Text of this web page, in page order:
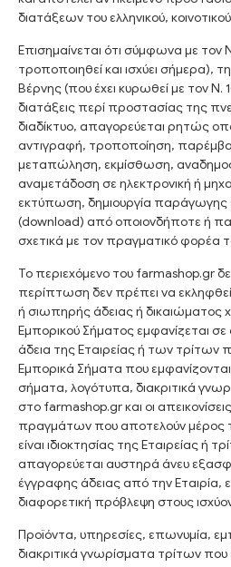
διατάξεων του ελληνικού, κοινοτικού
Επισημαίνεται ότι σύμφωνα με τον
τροποποιηθεί και ισχύει σήμερα),
Βέρνης (που έχει κυρωθεί με τον Ν.
διατάξεις περί προστασίας της
διαδίκτυο, απαγορεύεται ρητώς
αντιγραφή, τροποποίηση,
μεταπώληση, εκμίσθωση,
αναμετάδοση σε ηλεκτρονική ή
εκτύπωση, δημιουργία
(download) από οποιονδήποτε ή
σχετικά με τον πραγματικό φορέα
Το περιεχόμενο του farmashop.gr
περίπτωση δεν πρέπει να
ή σιωπηρής άδειας ή δικαιώματος
Εμπορικού Σήματος εμφανίζεται
άδεια της Εταιρείας ή των τρίτων
Εμπορικά Σήματα που
σήματα, λογότυπα, διακριτικά
στο farmashop.gr και οι
πραγμάτων που αποτελούν μέρος
είναι ιδιοκτησίας της Εταιρείας ή
απαγορεύεται αυστηρά άνευ
έγγραφης άδειας από την Εταιρία,
διαφορετική πρόβλεψη στους
Προϊόντα, υπηρεσίες, επωνυμία,
διακριτικά γνωρίσματα τρίτων που